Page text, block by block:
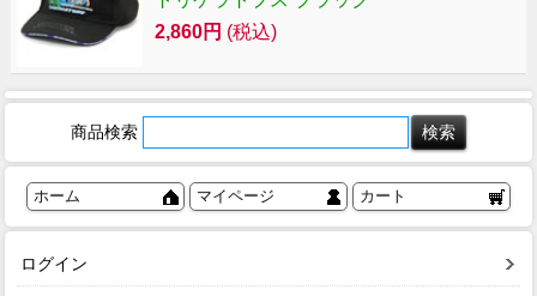
2,860円 (税込)
商品検索
ホーム マイページ カート
ログイン